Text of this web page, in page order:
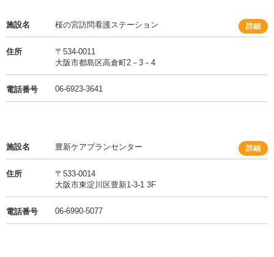
施設名 桜の宮訪問看護ステーション 詳細
住所
〒534-0011
大阪市都島区高倉町2－3－4
電話番号 06-6923-3641
施設名 豊新ケアプランセンター 詳細
住所
〒533-0014
大阪市東淀川区豊新1-3-1 3F
電話番号 06-6990-5077